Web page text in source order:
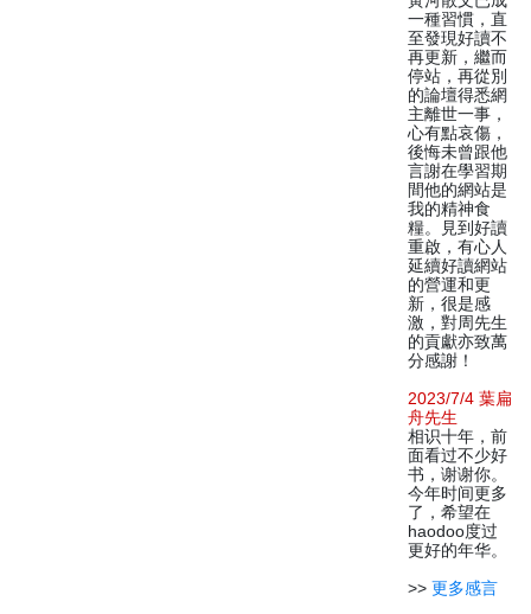
一種習慣，直
至發現好讀不
再更新，繼而
停站，再從別
的論壇得悉網
主離世一事，
心有點哀傷，
後悔未曾跟他
言謝在學習期
間他的網站是
我的精神食
糧。見到好讀
重啟，有心人
延續好讀網站
的營運和更
新，很是感
激，對周先生
的貢獻亦致萬
分感謝！
2023/7/4 葉扁
舟先生
相识十年，前
面看过不少好
书，谢谢你。
今年时间更多
了，希望在
haodoo度过
更好的年华。
>> 更多感言